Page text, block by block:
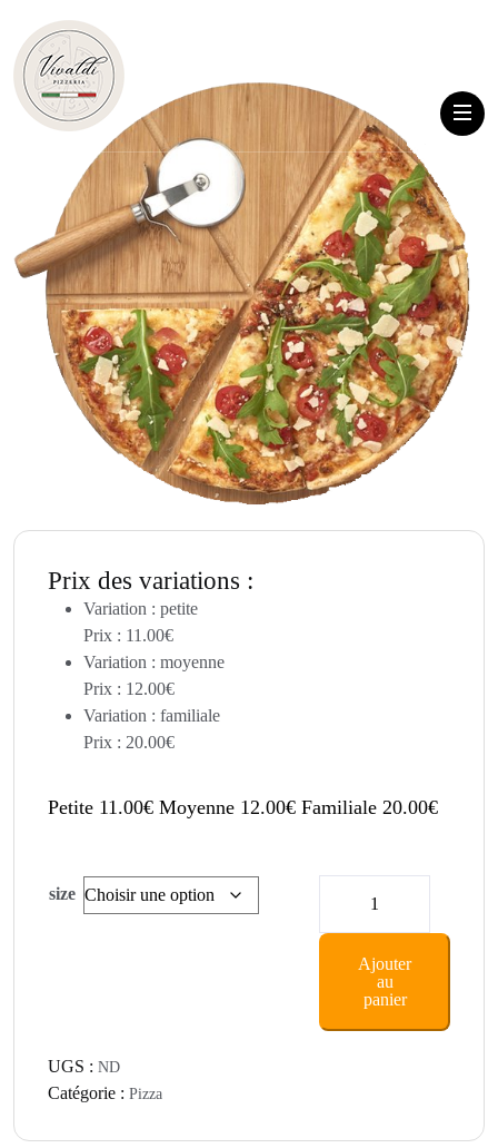
Prix des variations :
Variation : petite
Prix : 11.00€
Variation : moyenne
Prix : 12.00€
Variation : familiale
Prix : 20.00€
Petite 11.00€ Moyenne 12.00€ Familiale 20.00€
size
Capricciosa
Ajouter
au
panier
UGS : ND
Catégorie : Pizza